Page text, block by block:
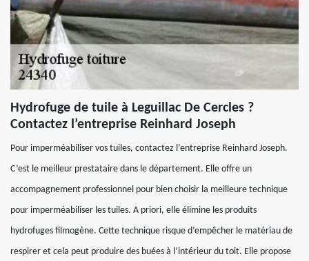
Hydrofuge de tuile à Leguillac De Cercles ?
Contactez l’entreprise Reinhard Joseph
Pour imperméabiliser vos tuiles, contactez l’entreprise Reinhard Joseph.
C’est le meilleur prestataire dans le département. Elle offre un
accompagnement professionnel pour bien choisir la meilleure technique
pour imperméabiliser les tuiles. A priori, elle élimine les produits
hydrofuges filmogène. Cette technique risque d’empêcher le matériau de
respirer et cela peut produire des buées à l’intérieur du toit. Elle propose